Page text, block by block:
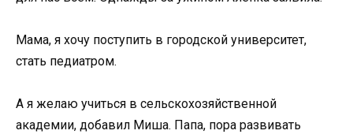
Мама, я хочу поступить в городской университет,
стать педиатром.
А я желаю учиться в сельскохозяйственной
академии, добавил Миша. Папа, пора развивать